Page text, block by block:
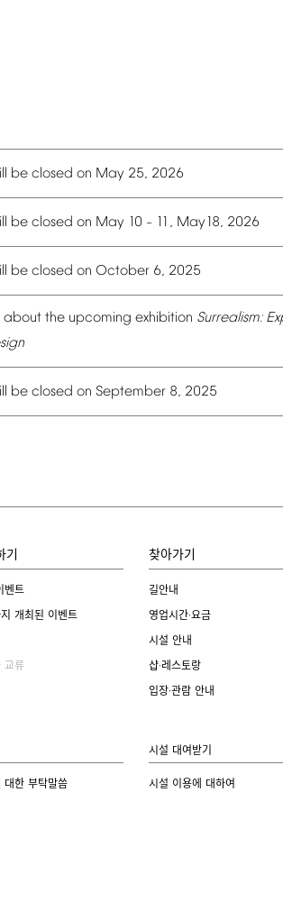
be closed on May 25, 2026
be closed on May 10 – 11, May18, 2026
be closed on October 6, 2025
about the upcoming exhibition Surrealism:
be closed on September 8, 2025
기
벤트
개최된 이벤트
교류
찾아가기
길안내
영업시간·요금
시설 안내
샵·레스토랑
입장·관람 안내
대한 부탁말씀
시설 대여받기
시설 이용에 대하여